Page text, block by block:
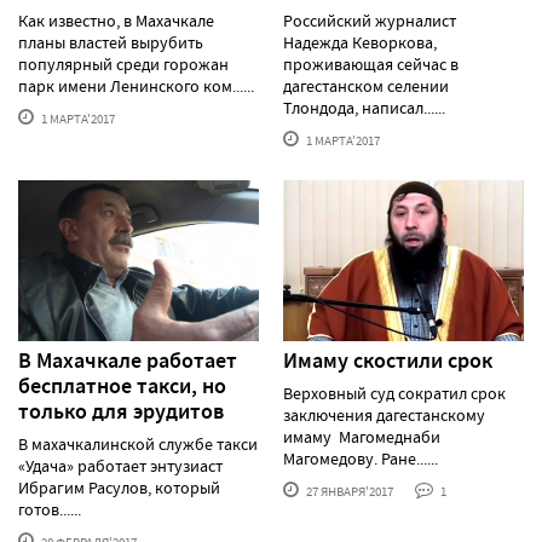
Как известно, в Махачкале
планы властей вырубить
популярный среди горожан
парк имени Ленинского ком......
1 МАРТА'2017
Российский журналист
Надежда Кеворкова,
проживающая сейчас в
дагестанском селении
Тлондода, написал......
1 МАРТА'2017
В Махачкале работает
бесплатное такси, но
только для эрудитов
В махачкалинской службе такси
«Удача» работает энтузиаст
Ибрагим Расулов, который
готов......
Имаму скостили срок
Верховный суд сократил срок
заключения дагестанскому
имаму Магомеднаби
Магомедову. Ране......
27 ЯНВАРЯ'2017 1